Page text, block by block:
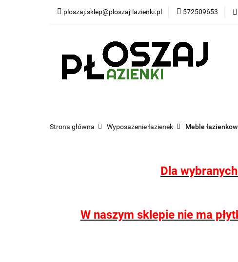
ploszaj.sklep@ploszaj-lazienki.pl 572509653
Płytki Panele
Wyposażenie kuchni
Strona główna Wyposażenie łazienek Meble
Dla
W naszym sklepie nie ma